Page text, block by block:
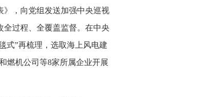
》，向党组发送加强中央巡视
过程、全覆盖监督。在中央
式”再梳理，选取海上风电建
燃机公司等8家所属企业开展